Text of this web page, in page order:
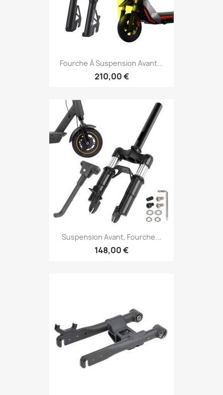
Fourche À Suspension Avant...
210,00 €
Suspension Avant, Fourche...
148,00 €